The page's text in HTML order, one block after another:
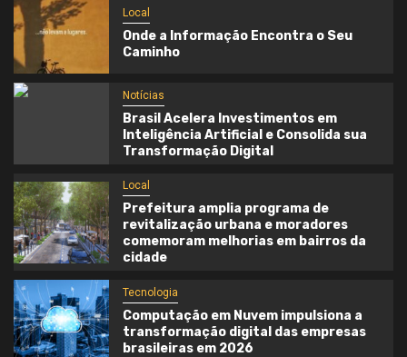
Local
Onde a Informação Encontra o Seu
Caminho
Notícias
Brasil Acelera Investimentos em
Inteligência Artificial e Consolida sua
Transformação Digital
Local
Prefeitura amplia programa de
revitalização urbana e moradores
comemoram melhorias em bairros da
cidade
Tecnologia
Computação em Nuvem impulsiona a
transformação digital das empresas
brasileiras em 2026